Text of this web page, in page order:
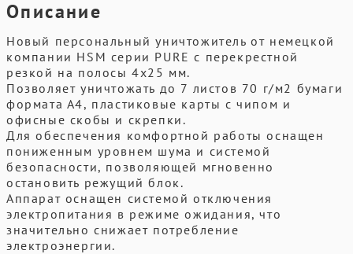
Описание
Новый персональный уничтожитель от немецкой
компании HSM серии PURE с перекрестной
резкой на полосы 4х25 мм.
Позволяет уничтожать до 7 листов 70 г/м2 бумаги
формата А4, пластиковые карты с чипом и
офисные скобы и скрепки.
Для обеспечения комфортной работы оснащен
пониженным уровнем шума и системой
безопасности, позволяющей мгновенно
остановить режущий блок.
Аппарат оснащен системой отключения
электропитания в режиме ожидания, что
значительно снижает потребление
электроэнергии.